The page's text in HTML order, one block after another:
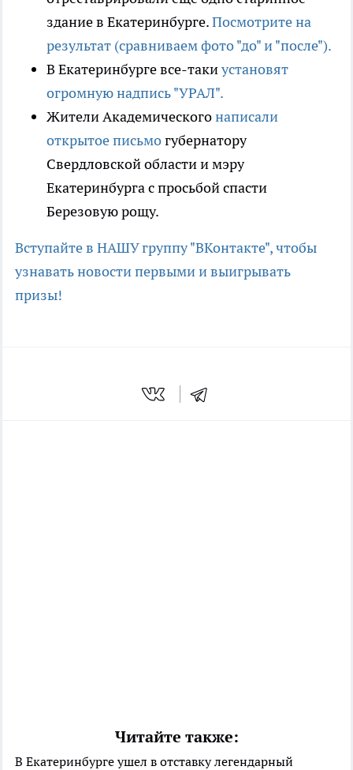
здание в Екатеринбурге.Посмотрите на
результат (сравниваем фото "до" и "после").
В Екатеринбурге все-такиустановят
огромную надпись "УРАЛ".
Жители Академическогонаписали
открытое письмогубернатору
Свердловской области и мэру
Екатеринбурга с просьбой спасти
Березовую рощу.
Вступайте в НАШУ группу "ВКонтакте", чтобы
узнавать новости первыми и выигрывать
призы!
Читайте также:
В Екатеринбурге ушел в отставку легендарный